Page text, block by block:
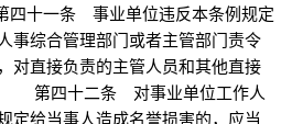
一条 事业单位违反本条例规定
事综合管理部门或者主管部门责令
对直接负责的主管人员和其他直接
第四十二条 对事业单位工作人
定给当事人造成名誉损害的，应当